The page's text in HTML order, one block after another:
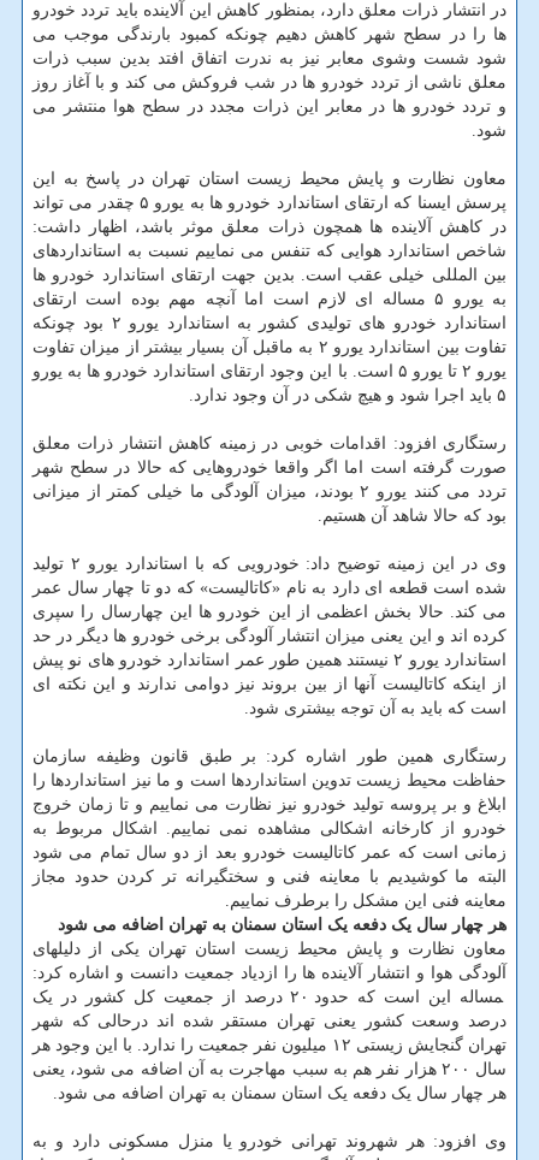
در انتشار ذرات معلق دارد، بمنظور کاهش این آلاینده باید تردد خودرو
ها را در سطح شهر کاهش دهیم چونکه کمبود بارندگی موجب می
شود شست وشوی معابر نیز به ندرت اتفاق افتد بدین سبب ذرات
معلق ناشی از تردد خودرو ها در شب فروکش می کند و با آغاز روز
و تردد خودرو ها در معابر این ذرات مجدد در سطح هوا منتشر می
شود.
معاون نظارت و پایش محیط زیست استان تهران در پاسخ به این
پرسش ایسنا که ارتقای استاندارد خودرو ها به یورو ۵ چقدر می تواند
در کاهش آلاینده ها همچون ذرات معلق موثر باشد، اظهار داشت:
شاخص استاندارد هوایی که تنفس می نماییم نسبت به استانداردهای
بین المللی خیلی عقب است. بدین جهت ارتقای استاندارد خودرو ها
به یورو ۵ مساله ای لازم است اما آنچه مهم بوده است ارتقای
استاندارد خودرو های تولیدی کشور به استاندارد یورو ۲ بود چونکه
تفاوت بین استاندارد یورو ۲ به ماقبل آن بسیار بیشتر از میزان تفاوت
یورو ۲ تا یورو ۵ است. با این وجود ارتقای استاندارد خودرو ها به یورو
۵ باید اجرا شود و هیچ شکی در آن وجود ندارد.
رستگاری افزود: اقدامات خوبی در زمینه کاهش انتشار ذرات معلق
صورت گرفته است اما اگر واقعا خودروهایی که حالا در سطح شهر
تردد می کنند یورو ۲ بودند، میزان آلودگی ما خیلی کمتر از میزانی
بود که حالا شاهد آن هستیم.
وی در این زمینه توضیح داد: خودرویی که با استاندارد یورو ۲ تولید
شده است قطعه ای دارد به نام «کاتالیست» که دو تا چهار سال عمر
می کند. حالا بخش اعظمی از این خودرو ها این چهارسال را سپری
کرده اند و این یعنی میزان انتشار آلودگی برخی خودرو ها دیگر در حد
استاندارد یورو ۲ نیستند همین طور عمر استاندارد خودرو های نو پیش
از اینکه کاتالیست آنها از بین بروند نیز دوامی ندارند و این نکته ای
است که باید به آن توجه بیشتری شود.
رستگاری همین طور اشاره کرد: بر طبق قانون وظیفه سازمان
حفاظت محیط زیست تدوین استانداردها است و ما نیز استانداردها را
ابلاغ و بر پروسه تولید خودرو نیز نظارت می نماییم و تا زمان خروج
خودرو از کارخانه اشکالی مشاهده نمی نماییم. اشکال مربوط به
زمانی است که عمر کاتالیست خودرو بعد از دو سال تمام می شود
البته ما کوشیدیم با معاینه فنی و سختگیرانه تر کردن حدود مجاز
معاینه فنی این مشکل را برطرف نماییم.
هر چهار سال یک دفعه یک استان سمنان به تهران اضافه می شود
معاون نظارت و پایش محیط زیست استان تهران یکی از دلیلهای
آلودگی هوا و انتشار آلاینده ها را ازدیاد جمعیت دانست و اشاره کرد:
‍مساله این است که حدود ۲۰ درصد از جمعیت کل کشور در یک
درصد وسعت کشور یعنی تهران مستقر شده اند درحالی که شهر
تهران گنجایش زیستی ۱۲ میلیون نفر جمعیت را ندارد. با این وجود هر
سال ۲۰۰ هزار نفر هم به سبب مهاجرت به آن اضافه می شود، یعنی
هر چهار سال یک دفعه یک استان سمنان به تهران اضافه می شود.
وی افزود: هر شهروند تهرانی خودرو یا منزل مسکونی دارد و به